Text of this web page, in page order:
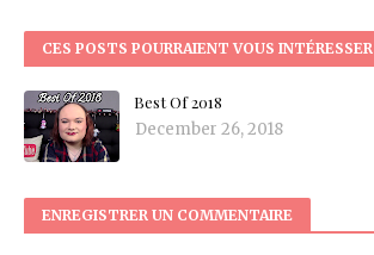
CES POSTS POURRAIENT VOUS INTÉRESSER
Best Of 2018
December 26, 2018
ENREGISTRER UN COMMENTAIRE